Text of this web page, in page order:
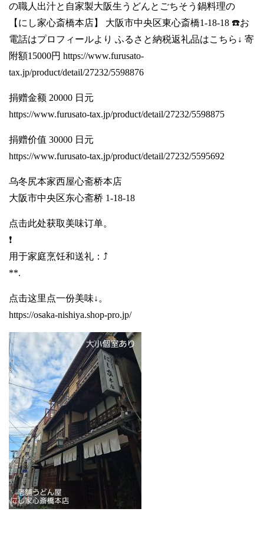
の職人出汁と自家製大阪生うどんとごちそう鍋料理の
【にし家心斎橋本店】 大阪市中央区東心斎橋1-18-18 ☎️お
電話はプロフィールより ふるさと納税返礼品はこちら↓ 寄
附額15000円 https://www.furusato-
tax.jp/product/detail/27232/5598876
捐赠金额 20000 日元
https://www.furusato-tax.jp/product/detail/27232/5598875
捐赠价值 30000 日元
https://www.furusato-tax.jp/product/detail/27232/5595692
乌冬尻本家西屋心斋桥本店
大阪市中央区东心斋桥 1-18-18
点击此处获取美味订单。
❗️
用于家庭烹饪和送礼：⤴️
**.
点击这里点一份美味↓。
https://osaka-nishiya.shop-pro.jp/